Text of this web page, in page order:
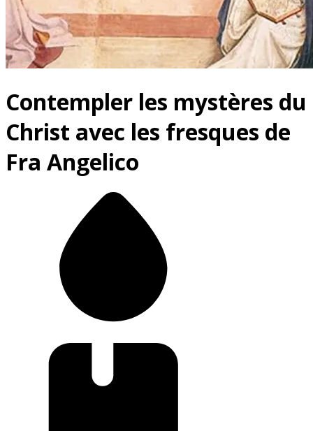
Contempler les mystères du
Christ avec les fresques de
Fra Angelico